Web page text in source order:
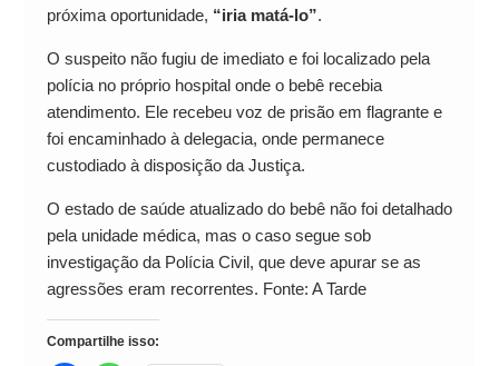
próxima oportunidade, “iria matá-lo”.
O suspeito não fugiu de imediato e foi localizado pela
polícia no próprio hospital onde o bebê recebia
atendimento. Ele recebeu voz de prisão em flagrante e
foi encaminhado à delegacia, onde permanece
custodiado à disposição da Justiça.
O estado de saúde atualizado do bebê não foi detalhado
pela unidade médica, mas o caso segue sob
investigação da Polícia Civil, que deve apurar se as
agressões eram recorrentes. Fonte: A Tarde
Compartilhe isso: